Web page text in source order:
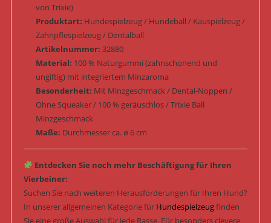
von Trixie)
Produktart: Hundespielzeug / Hundeball / Kauspielzeug /
Zahnpflespielzeug / Dentalball
Artikelnummer: 32880
Material: 100 % Naturgummi (zahnschonend und
ungiftig) mit integriertem Minzaroma
Besonderheit: Mit Minzgeschmack / Dental-Noppen /
Ohne Squeaker / 100 % geräuschlos / Trixie Ball
Minzgeschmack
Maße: Durchmesser ca. ø 6 cm
Entdecken Sie noch mehr Beschäftigung für Ihren
Vierbeiner:
Suchen Sie nach weiteren Herausforderungen für Ihren Hund?
In unserer allgemeinen Kategorie für Hundespielzeugfinden
Sie eine große Auswahl für jede Rasse. Für besonders clevere